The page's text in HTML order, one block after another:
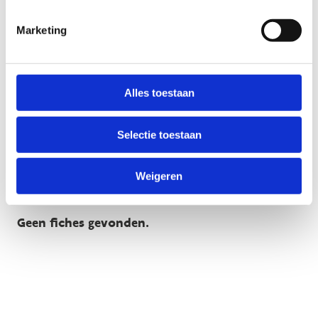
Marketing
Alles toestaan
Selectie toestaan
Weigeren
onze sportlessen en sportklassen. Ben jij een
gediplomeerde trainer of lesgever en is werken met
kinderen en jongeren je passie? Stel je dan zeker
kandidaat als lesgever.
Zij vonden het super!
Geen fiches gevonden.